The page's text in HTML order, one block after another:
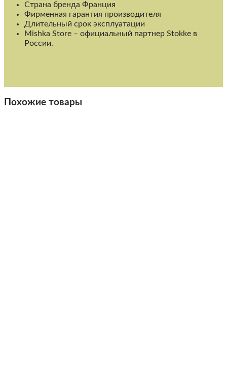
Страна бренда Франция
Фирменная гарантия производителя
Длительный срок эксплуатации
Mishka Store – официальный партнер Stokke в
России.
Похожие товары